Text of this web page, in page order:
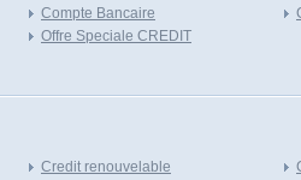
Compte Bancaire
Offre Speciale CREDIT
Credit renouvelable